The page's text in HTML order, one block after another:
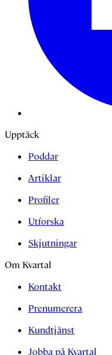
Upptäck
Poddar
Artiklar
Profiler
Utforska
Skjutningar
Om Kvartal
Kontakt
Prenumerera
Kundtjänst
Jobba på Kvartal